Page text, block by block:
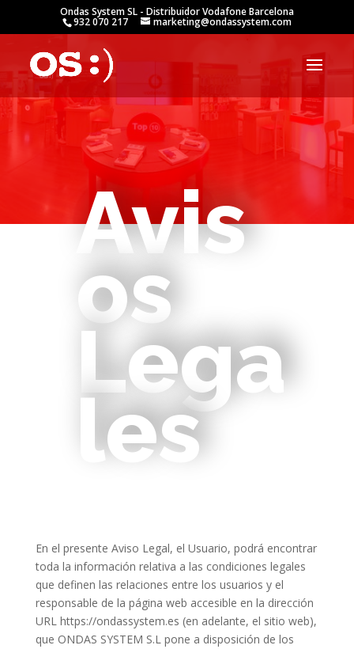
Ondas System SL - Distribuidor Vodafone Barcelona
932 070 217 marketing@ondassystem.com
Avis
os
Lega
les
En el presente Aviso Legal, el Usuario, podrá encontrar
toda la información relativa a las condiciones legales
que definen las relaciones entre los usuarios y el
responsable de la página web accesible en la dirección
URL https://ondassystem.es (en adelante, el sitio web),
que ONDAS SYSTEM S.L pone a disposición de los